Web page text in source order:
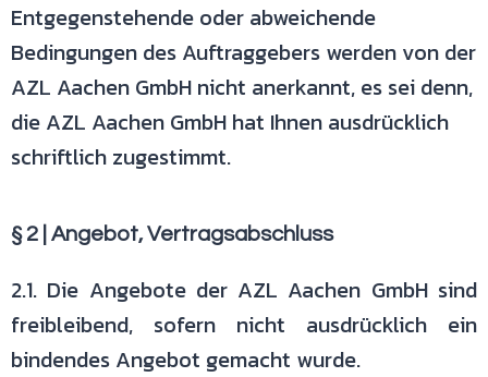
Entgegenstehende oder abweichende
Bedingungen des Auftraggebers werden von der
AZL Aachen GmbH nicht anerkannt, es sei denn,
die AZL Aachen GmbH hat Ihnen ausdrücklich
schriftlich zugestimmt.
§ 2 | Angebot, Vertragsabschluss
2.1. Die Angebote der AZL Aachen GmbH sind
freibleibend, sofern nicht ausdrücklich ein
bindendes Angebot gemacht wurde.